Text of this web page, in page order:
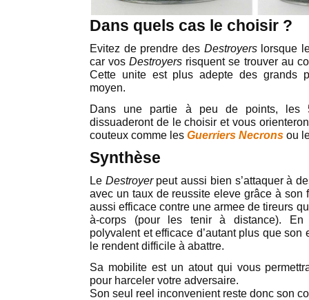
Dans quels cas le choisir ?
Evitez de prendre des Destroyers lorsque
car vosDestroyers risquent se trouver au
Cette unite est plus adepte des grands
moyen.
Dans une partie à peu de points, les
dissuaderont de le choisir et vous
couteux comme les Guerriers Necrons ou
Synthèse
Le Destroyer peut aussi bien s’attaquer à
avec un taux de reussite eleve grâce à son
aussi efficace contre une armee de tireurs
à-corps (pour les tenir à distance). En
polyvalent et efficace d’autant plus que
le rendent difficile à abattre.
Sa mobilite est un atout qui vous
pour harceler votre adversaire.
Son seul reel inconvenient reste donc son